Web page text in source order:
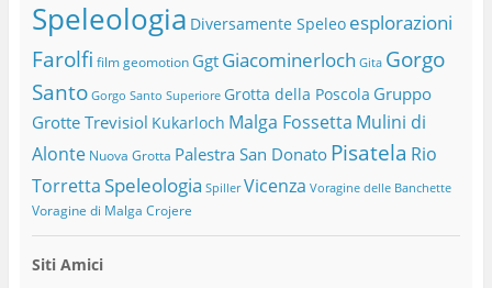
Speleologia Diversamente Speleo esplorazioni
Farolfi film geomotion Ggt Giacominerloch Gita Gorgo
Santo Gorgo Santo Superiore Grotta della Poscola Gruppo
Grotte Trevisiol Kukarloch Malga Fossetta Mulini di
Alonte Nuova Grotta Palestra San Donato Pisatela Rio
TorrettaSpeleologia Spiller Vicenza Voragine delle Banchette
Voragine di Malga Crojere
Siti Amici